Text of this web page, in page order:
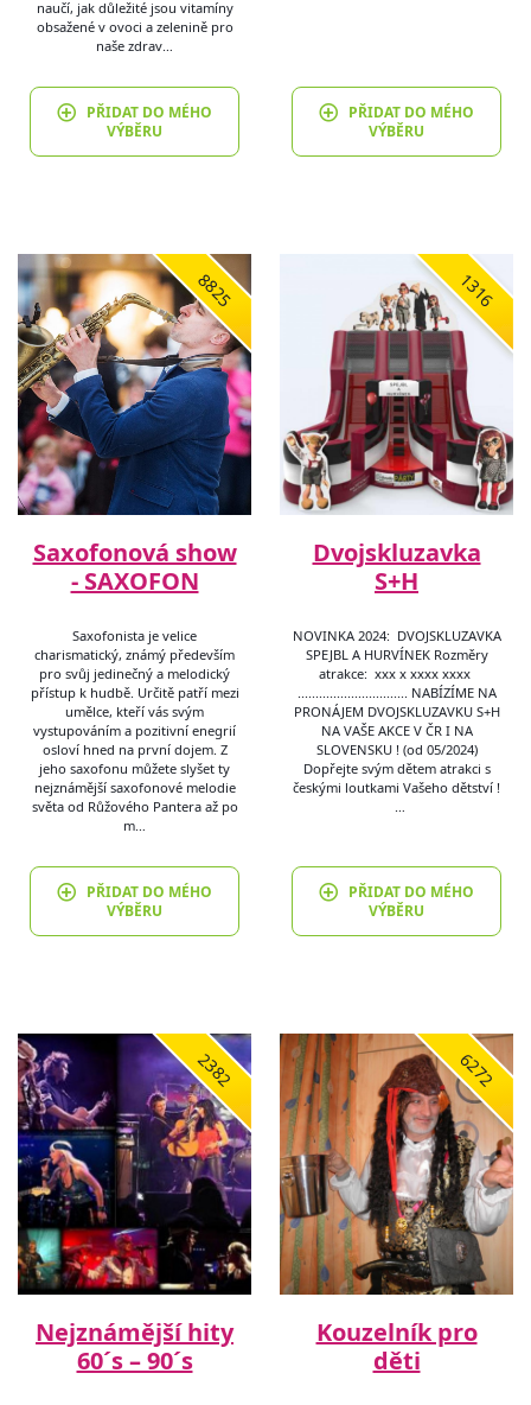
naučí, jak důležité jsou vitamíny
obsažené v ovoci a zelenině pro
naše zdrav…
PŘIDAT DO MÉHO
VÝBĚRU
PŘIDAT DO MÉHO
VÝBĚRU
8825
Saxofonová show
- SAXOFON
Saxofonista je velice
charismatický, známý především
pro svůj jedinečný a melodický
přístup k hudbě. Určitě patří mezi
umělce, kteří vás svým
vystupováním a pozitivní enegrií
osloví hned na první dojem. Z
jeho saxofonu můžete slyšet ty
nejznámější saxofonové melodie
světa od Růžového Pantera až po
m…
PŘIDAT DO MÉHO
VÝBĚRU
1316
Dvojskluzavka
S+H
NOVINKA 2024: DVOJSKLUZAVKA
SPEJBL A HURVÍNEK Rozměry
atrakce: xxx x xxxx xxxx
............................... NABÍZÍME NA
PRONÁJEM DVOJSKLUZAVKU S+H
NA VAŠE AKCE V ČR I NA
SLOVENSKU ! (od 05/2024)
Dopřejte svým dětem atrakci s
českými loutkami Vašeho dětství !
PŘIDAT DO MÉHO
VÝBĚRU
2382
Nejznámější hity
60´s – 90´s
6272
Kouzelník pro
děti